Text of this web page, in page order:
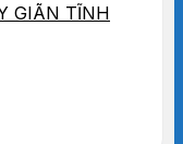
GIÃN TĨNH